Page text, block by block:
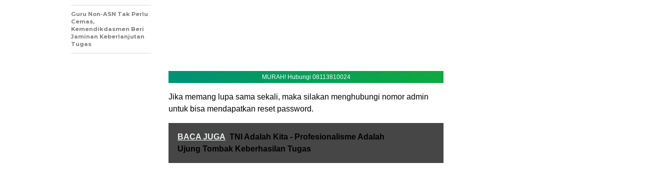
MURAH! Hubungi 08113810024
Jika memang lupa sama sekali, maka silakan menghubungi nomor admin
untuk bisa mendapatkan reset password.
BACA JUGA TNI Adalah Kita - Profesionalisme Adalah
Ujung Tombak Keberhasilan Tugas
Guru Non-ASN Tak Perlu
Cemas,
Kemendikdasmen Beri
Jaminan Keberlanjutan
Tugas